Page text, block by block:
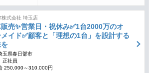
株式会社 埼玉店
売✨営業日・祝休み✅1台2000万のオ
イド✅顧客と「理想の1台」を設計する
玉県春日部市
正社員
250,000～310,000円